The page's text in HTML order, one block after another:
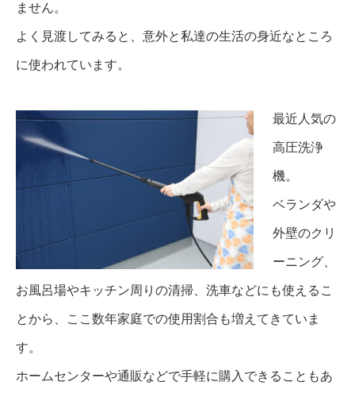
ません。
よく見渡してみると、意外と私達の生活の身近なところ
に使われています。
最近人気の
高圧洗浄
機。
ベランダや
外壁のクリ
ーニング、
お風呂場やキッチン周りの清掃、洗車などにも使えるこ
とから、ここ数年家庭での使用割合も増えてきていま
す。
ホームセンターや通販などで手軽に購入できることもあ